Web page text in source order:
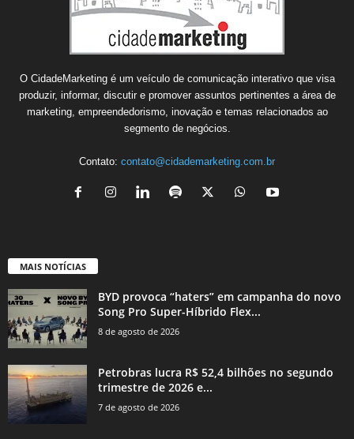
O CidadeMarketing é um veículo de comunicação interativo que visa
produzir, informar, discutir e promover assuntos pertinentes a área de
marketing, empreendedorismo, inovação e temas relacionados ao
segmento de negócios.
Contato: contato@cidademarketing.com.br
MAIS NOTÍCIAS
BYD provoca “haters” em campanha do novo
Song Pro Super-Híbrido Flex...
8 de agosto de 2026
Petrobras lucra R$ 52,4 bilhões no segundo
trimestre de 2026 e...
7 de agosto de 2026